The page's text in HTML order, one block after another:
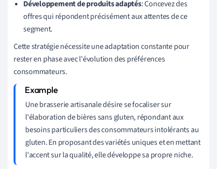
Développement de produits adaptés: Concevez des
offres qui répondent précisément aux attentes de ce
segment.
Cette stratégie nécessite une adaptation constante pour
rester en phase avec l'évolution des préférences
consommateurs.
Une brasserie artisanale désire se focaliser sur
l'élaboration de bières sans gluten, répondant aux
besoins particuliers des consommateurs intolérants au
gluten. En proposant des variétés uniques et en mettant
l'accent sur la qualité, elle développe sa propre niche.